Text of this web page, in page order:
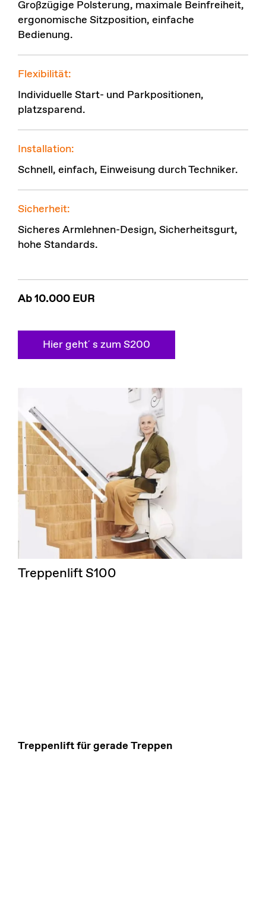
Großzügige Polsterung, maximale Beinfreiheit,
ergonomische Sitzposition, einfache
Bedienung.
Flexibilität:
Individuelle Start- und Parkpositionen,
platzsparend.
Installation:
Schnell, einfach, Einweisung durch Techniker.
Sicherheit:
Sicheres Armlehnen-Design, Sicherheitsgurt,
hohe Standards.
Ab 10.000 EUR
Hier geht´ s zum S200
Treppenlift S100
Treppenlift für gerade Treppen